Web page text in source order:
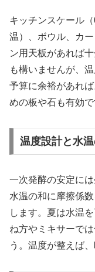
キッチンスケール
温）、ボウル、カ
ン用天板があれば
も構いませんが、
予算に余裕があれ
めの板や石も有効で
温度設計と水
一次発酵の安定に
水温の和に摩擦係
します。夏は水温
ね方やミキサーで
う。温度が整えば